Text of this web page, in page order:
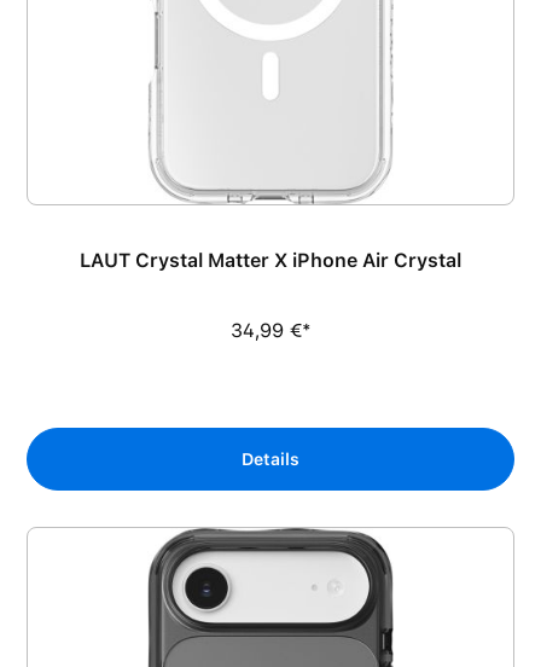
LAUT Crystal Matter X iPhone Air Crystal
34,99 €*
Details